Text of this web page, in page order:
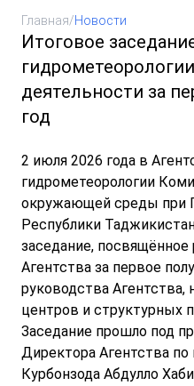
Главная/Новости
Итоговое
деятельности за
год
2 июля 2026 года в
гидрометеорологии
окружающей среды при
Республики
заседание, посвящённое
Агентства за первое
руководства Агентства,
центров и структурных
Заседание прошло под
Директора Агентства по
Курбонзода Абдулло